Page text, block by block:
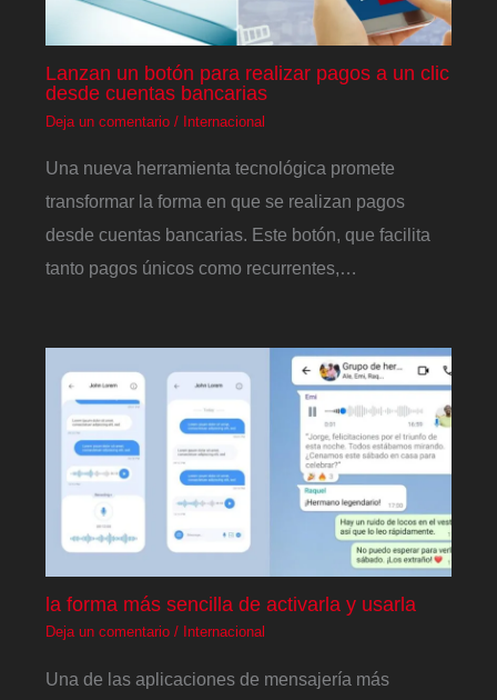
Lanzan un botón para realizar pagos a un clic
desde cuentas bancarias
Deja un comentario / Internacional
Una nueva herramienta tecnológica promete
transformar la forma en que se realizan pagos
desde cuentas bancarias. Este botón, que facilita
tanto pagos únicos como recurrentes,…
la forma más sencilla de activarla y usarla
Deja un comentario / Internacional
Una de las aplicaciones de mensajería más